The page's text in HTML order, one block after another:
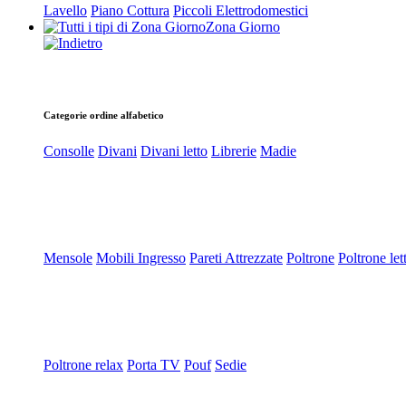
Lavello Piano Cottura Piccoli Elettrodomestici
Zona Giorno
Categorie ordine alfabetico
Consolle Divani Divani letto Librerie Madie
Mensole Mobili Ingresso Pareti Attrezzate Poltrone Poltrone
Poltrone relax Porta TV Pouf Sedie